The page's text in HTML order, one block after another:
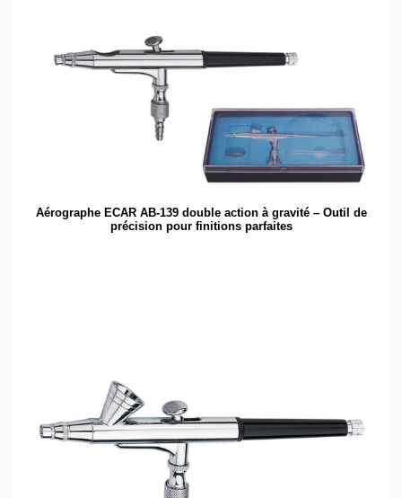
Aérographe ECAR AB-139 double action à gravité – Outil de
précision pour finitions parfaites